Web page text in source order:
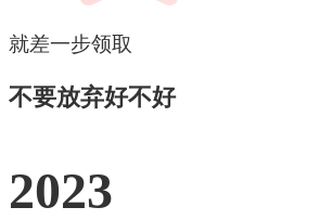
就差一步领取
不要放弃好不好
2023